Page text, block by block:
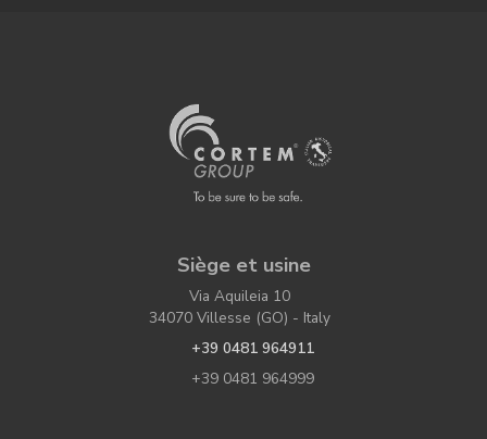
Siège et usine
Via Aquileia 10
34070 Villesse (GO) - Italy
+39 0481 964911
+39 0481 964999